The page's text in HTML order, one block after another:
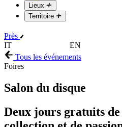
Lieux
Territoire
Près
IT
EN
Tous les événements
Foires
Salon du disque
Deux jours gratuits de